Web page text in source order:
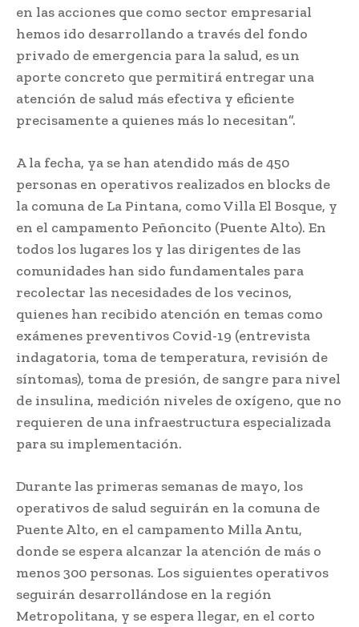
en las acciones que como sector empresarial
hemos ido desarrollando a través del fondo
privado de emergencia para la salud, es un
aporte concreto que permitirá entregar una
atención de salud más efectiva y eficiente
precisamente a quienes más lo necesitan”.
A la fecha, ya se han atendido más de 450
personas en operativos realizados en blocks de
la comuna de La Pintana, como Villa El Bosque, y
en el campamento Peñoncito (Puente Alto). En
todos los lugares los y las dirigentes de las
comunidades han sido fundamentales para
recolectar las necesidades de los vecinos,
quienes han recibido atención en temas como
exámenes preventivos Covid-19 (entrevista
indagatoria, toma de temperatura, revisión de
síntomas), toma de presión, de sangre para nivel
de insulina, medición niveles de oxígeno, que no
requieren de una infraestructura especializada
para su implementación.
Durante las primeras semanas de mayo, los
operativos de salud seguirán en la comuna de
Puente Alto, en el campamento Milla Antu,
donde se espera alcanzar la atención de más o
menos 300 personas. Los siguientes operativos
seguirán desarrollándose en la región
Metropolitana, y se espera llegar, en el corto